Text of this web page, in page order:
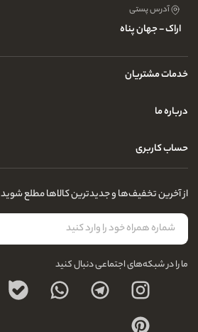
آدرس پستی
اراک - جهان پناه
خدمات مشتریان
حریم خصوصی کاربران
تماس با ما
درباره ما
سوالات متداول
آدرس فروشگاه
نحوه ارسال کالا
نحوه بازگشت کالا
درباره ما
حساب کاربری
لیست علاقه‌مندی
حساب کاربری
از آخرین تخفیف‌ها و جدیدترین کالاها مطلع شوید
ما را در شبکه‌های اجتماعی دنبال کنید